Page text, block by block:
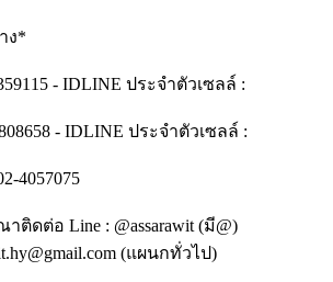
ง*
- IDLINE ประจำตัวเซลล์ :
- IDLINE ประจำตัวเซลล์ :
4057075
ติดต่อ Line : @assarawit (มี@)
(แผนกทั่วไป)